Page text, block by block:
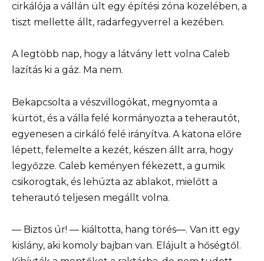
cirkálója a vállán ült egy építési zóna közelében, a
tiszt mellette állt, radarfegyverrel a kezében.
A legtöbb nap, hogy a látvány lett volna Caleb
lazítás ki a gáz. Ma nem.
Bekapcsolta a vészvillogókat, megnyomta a
kürtöt, és a válla felé kormányozta a teherautót,
egyenesen a cirkáló felé irányítva. A katona előre
lépett, felemelte a kezét, készen állt arra, hogy
legyőzze. Caleb keményen fékezett, a gumik
csikorogtak, és lehúzta az ablakot, mielőtt a
teherautó teljesen megállt volna.
— Biztos úr! — kiáltotta, hang törés—. Van itt egy
kislány, aki komoly bajban van. Elájult a hőségtől.